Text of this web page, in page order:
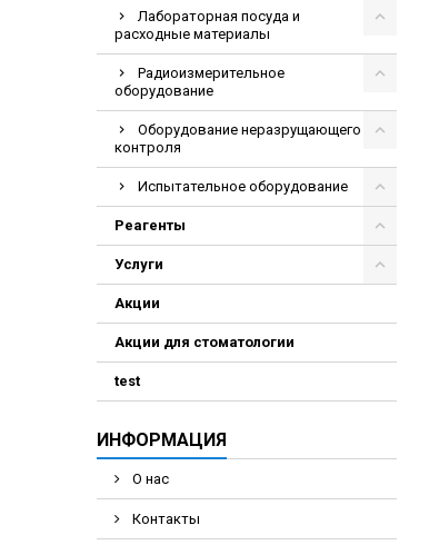
Лабораторная посуда и
расходные материалы
Радиоизмерительное
оборудование
Оборудование неразрущающего
контроля
Испытательное оборудование
Реагенты
Услуги
Акции
Акции для стоматологии
test
ИНФОРМАЦИЯ
О нас
Контакты